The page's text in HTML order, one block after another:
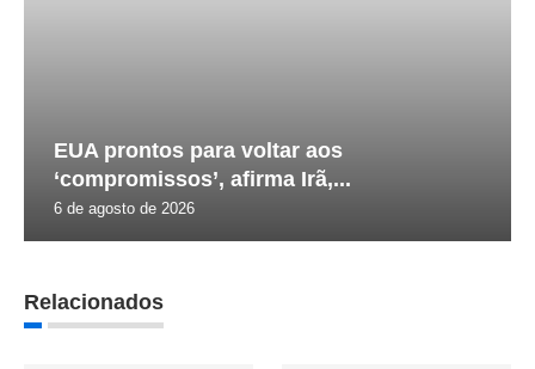
EUA prontos para voltar aos
‘compromissos’, afirma Irã,...
6 de agosto de 2026
Relacionados